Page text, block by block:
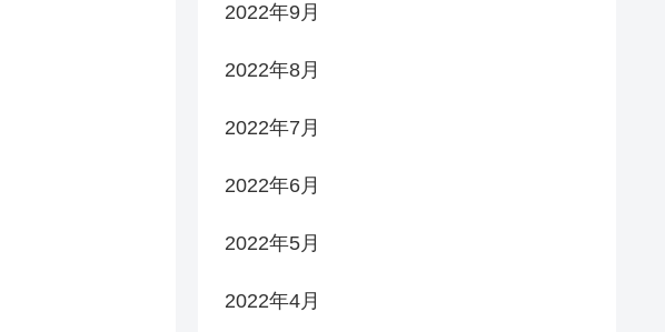
2022年9月
2022年8月
2022年7月
2022年6月
2022年5月
2022年4月